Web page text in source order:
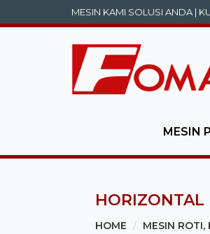
MESIN KAMI SOLUSI ANDA |
MESIN
HORIZONTAL
HOME MESIN ROTI,